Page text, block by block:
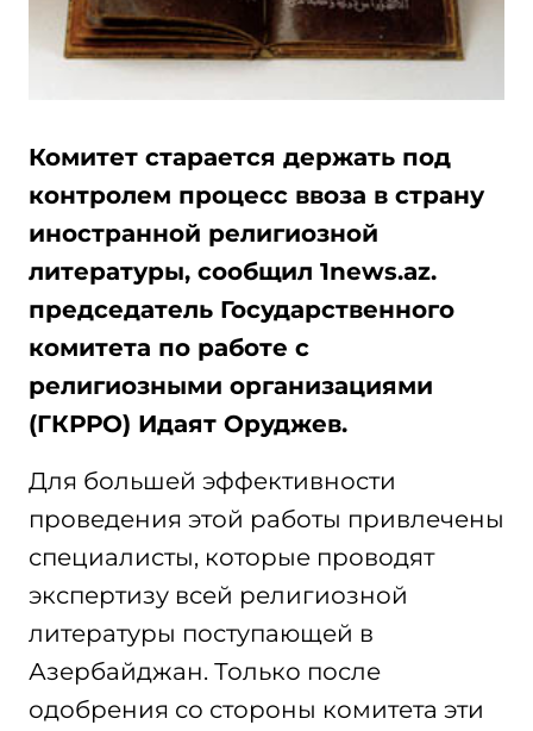
Комитет старается держать под
контролем процесс ввоза в страну
иностранной религиозной
литературы, сообщил 1news.az.
председатель Государственного
комитета по работе с
религиозными организациями
(ГКРРО) Идаят Оруджев.
Для большей эффективности
проведения этой работы привлечены
специалисты, которые проводят
экспертизу всей религиозной
литературы поступающей в
Азербайджан. Только после
одобрения со стороны комитета эти